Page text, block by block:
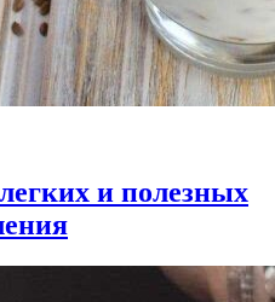
и полезных